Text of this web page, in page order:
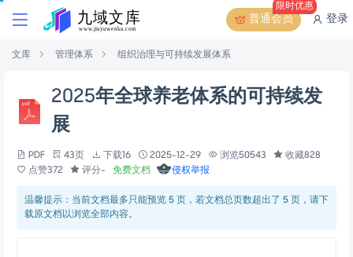
普通会员
限时优惠
登录
文库 管理体系 组织治理与可持续发展体系
2025年全球养老体系的可持续发
展
PDF 43页 下载16 2025-12-29 浏览50543
收藏828
点赞372
评分- 免费文档 侵权举报
温馨提示：当前文档最多只能预览 5 页，若文档总页数超出了 5 页，请下
载原文档以浏览全部内容。